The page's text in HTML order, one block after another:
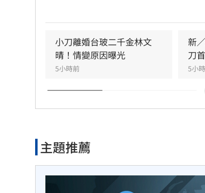
守護一對子女成長，同時希望外界尊重
之後不再對離婚一事做任何回應。
小刀離婚台玻二千金林文
晴！情變原因曝光
5小時前
新
刀
5小
主題推薦